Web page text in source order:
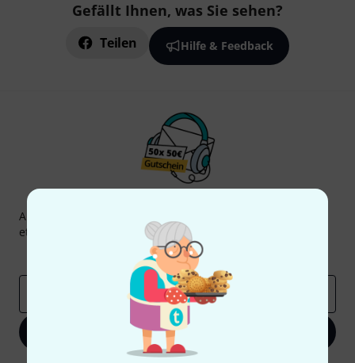
Gefällt Ihnen, was Sie sehen?
Teilen Hilfe & Feedback
Abonniere den Thomann Newsletter und gewinne mit
etwas Glück einen von
50 Gutscheinen
Inspirierende Beiträge
Deals
Jetzt anmelden